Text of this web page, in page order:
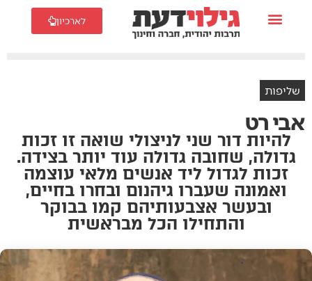
לארכיון
שליפות
אבי רט
להיות דור שני לניצולי שואה זו זכות
גדולה, שחובה גדולה עוד יותר בצידה.
זכות לגדול ליד אנשים מלאי עוצמה
ואמונה שעברו גיהנום ובחרו בחיים,
ובעשר אצבעותיהם קמו בבוקר
והתחילו הכל מבראשית